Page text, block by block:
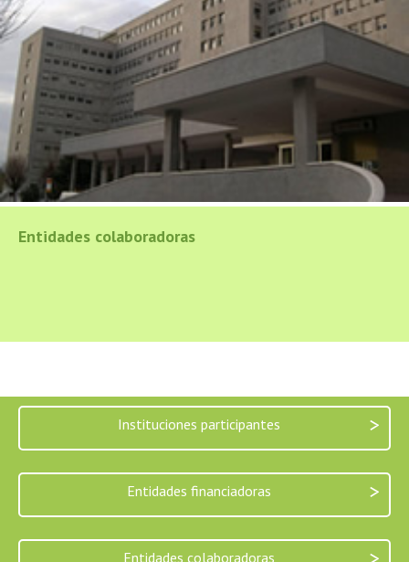
Entidades colaboradoras
Instituciones participantes >
Entidades financiadoras >
Entidades colaboradoras